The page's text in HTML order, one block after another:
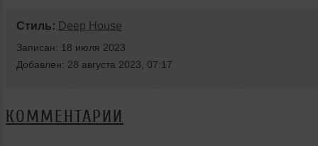
Стиль: Deep House
Записан: 18 июля 2023
Добавлен: 28 августа 2023, 07:17
КОММЕНТАРИИ